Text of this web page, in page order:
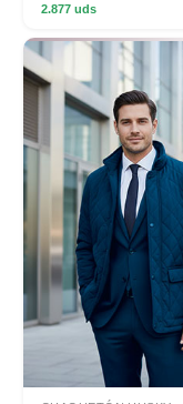
2.877 uds